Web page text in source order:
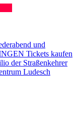
und
Tickets kaufen
der Straßenkehrer
Ludesch